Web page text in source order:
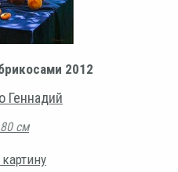
2012
Геннадий
см